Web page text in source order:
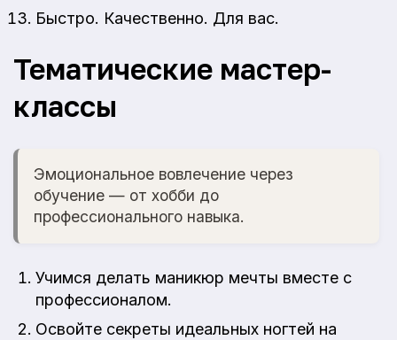
Быстро. Качественно. Для вас.
Тематические мастер-
классы
Эмоциональное вовлечение через
обучение — от хобби до
профессионального навыка.
Учимся делать маникюр мечты вместе с
профессионалом.
Освойте секреты идеальных ногтей на